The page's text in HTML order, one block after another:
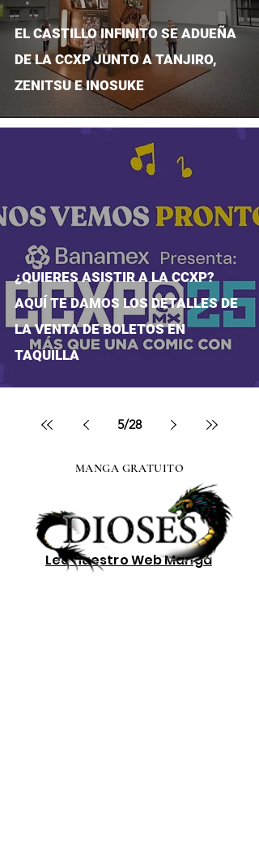
EL CASTILLO INFINITO SE ADUEÑA
DE LA CCXP JUNTO A TANJIRO,
ZENITSU E INOSUKE
¿QUIERES ASISTIR A LA CCXP?
AQUÍ TE DAMOS LOS DETALLES DE
LA VENTA DE BOLETOS EN
TAQUILLA
5/28
Lee nuestroWeb Manga
MANGA GRATUITO